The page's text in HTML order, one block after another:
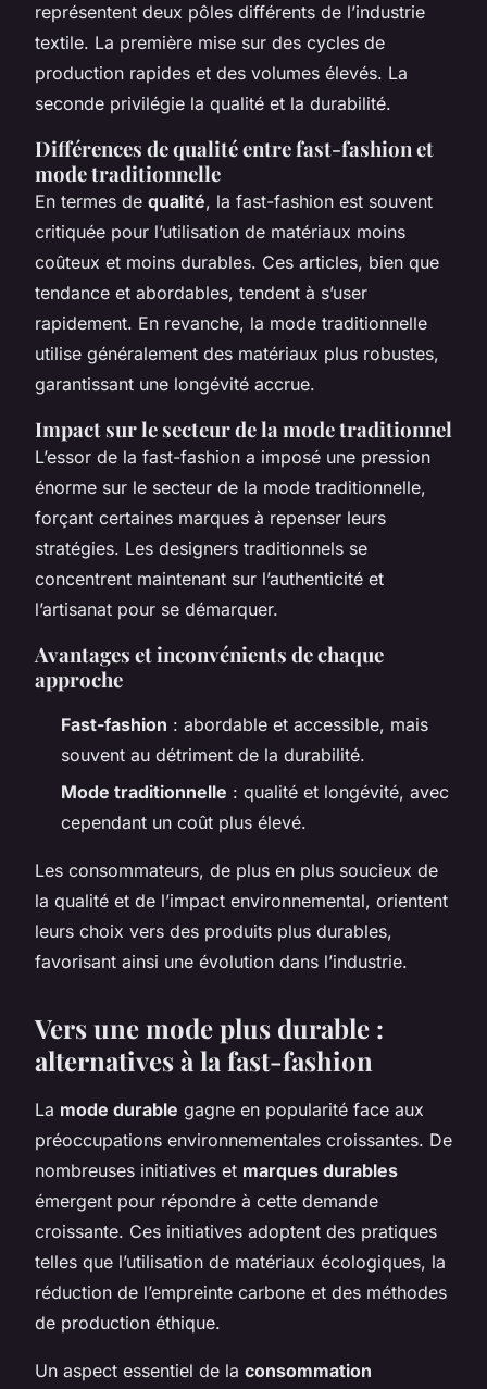
représentent deux pôles différents de l’industrie
textile. La première mise sur des cycles de
production rapides et des volumes élevés. La
seconde privilégie la qualité et la durabilité.
Différences de qualité entre fast-fashion et
mode traditionnelle
En termes de qualité, la fast-fashion est souvent
critiquée pour l’utilisation de matériaux moins
coûteux et moins durables. Ces articles, bien que
tendance et abordables, tendent à s’user
rapidement. En revanche, la mode traditionnelle
utilise généralement des matériaux plus robustes,
garantissant une longévité accrue.
Impact sur le secteur de la mode traditionnel
L’essor de la fast-fashion a imposé une pression
énorme sur le secteur de la mode traditionnelle,
forçant certaines marques à repenser leurs
stratégies. Les designers traditionnels se
concentrent maintenant sur l’authenticité et
l’artisanat pour se démarquer.
Avantages et inconvénients de chaque
approche
Fast-fashion : abordable et accessible, mais
souvent au détriment de la durabilité.
Mode traditionnelle : qualité et longévité, avec
cependant un coût plus élevé.
Les consommateurs, de plus en plus soucieux de
la qualité et de l’impact environnemental, orientent
leurs choix vers des produits plus durables,
favorisant ainsi une évolution dans l’industrie.
Vers une mode plus durable :
alternatives à la fast-fashion
La mode durable gagne en popularité face aux
préoccupations environnementales croissantes. De
nombreuses initiatives et marques durables
émergent pour répondre à cette demande
croissante. Ces initiatives adoptent des pratiques
telles que l’utilisation de matériaux écologiques, la
réduction de l’empreinte carbone et des méthodes
de production éthique.
Un aspect essentiel de la consommation